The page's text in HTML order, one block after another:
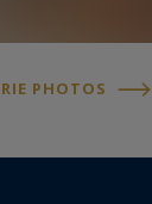
PHOTOS